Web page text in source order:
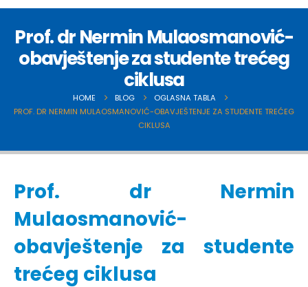
Prof. dr Nermin Mulaosmanović-
obavještenje za studente trećeg
ciklusa
HOME BLOG
OGLASNA TABLA
PROF. DR NERMIN MULAOSMANOVIĆ-OBAVJEŠTENJE ZA STUDENTE TREĆEG
CIKLUSA
Prof. dr Nermin
Mulaosmanović-
obavještenje za studente
trećeg ciklusa